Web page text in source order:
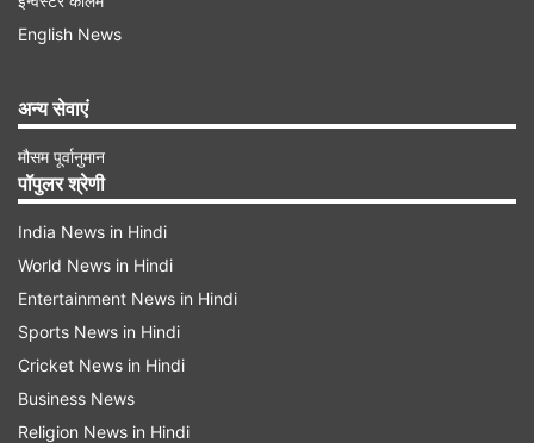
की वर्तमान राजनीतिक स्थिति पर बात करते हुए कहा, "एक
विकल्प के रूप में खड़ा रहना चाहिए।"
English News
अन्य सेवाएं
मौसम पूर्वानुमान
पॉपुलर श्रेणी
India News in Hindi
World News in Hindi
Entertainment News in Hindi
Sports News in Hindi
Cricket News in Hindi
Business News
Religion News in Hindi